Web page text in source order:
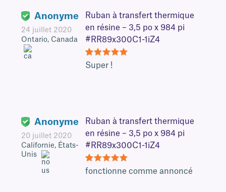
Anonyme
24 juillet 2020
Ontario, Canada
Ruban à transfert thermique
en résine – 3,5 po x 984 pi
#RR89x300C1-1iZ4
5
Super !
Anonyme
20 juillet 2020
Californie, États-
Unis
Ruban à transfert thermique
en résine – 3,5 po x 984 pi
#RR89x300C1-1iZ4
5
fonctionne comme annoncé